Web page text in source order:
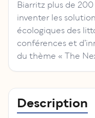
Biarritz plus de
inventer les
écologiques des
conférences et
du thème « The
Description